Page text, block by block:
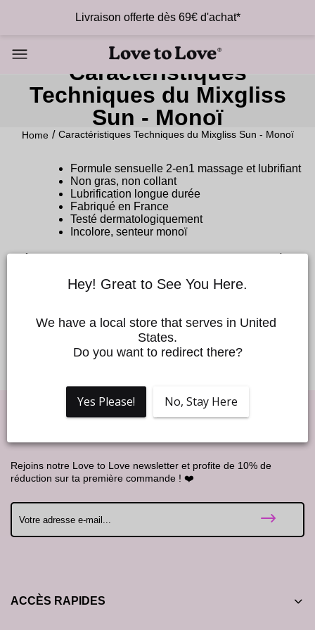
Livraison offerte dès 69€ d'achat*
Caractéristiques
Techniques du Mixgliss
Sun - Monoï
Home Caractéristiques Techniques du Mixgliss Sun - Monoï
Formule sensuelle 2-en1 massage et lubrifiant
Non gras, non collant
Lubrification longue durée
Fabriqué en France
Testé dermatologiquement
Incolore, senteur monoï
Tenir à l’abri de la lumière & la chaleur.
Hydroxycitronellal, Amyl Cinnamal, Hexyl Cinnamal,
Linalool, Alpha-Isomethyl Ionone, Geraniol.
Rejoins notre Love to Love newsletter et profite de 10% de
réduction sur ta première commande ! ❤️
ACCÈS RAPIDES
Hey! Great to See You Here.
We have a local store that serves in United
States.
Do you want to redirect there?
Yes Please! No, Stay Here